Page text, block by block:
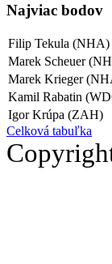
Najviac bodov
Filip Tekula (NHA)
Marek Scheuer
Marek Krieger
Kamil Rabatin
Igor Krúpa (ZAH)
Celková tabuľka